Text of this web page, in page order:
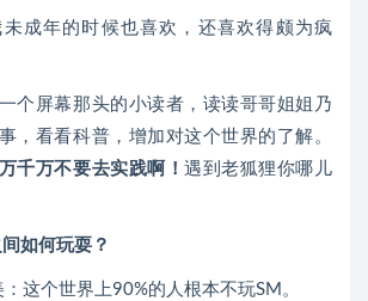
成年的时候也喜欢，还喜欢得颇为疯
个屏幕那头的小读者，读读哥哥姐姐乃
，看看科普，增加对这个世界的了解。
千万不要去实践啊！遇到老狐狸你哪儿
如何玩耍？
这个世界上90%的人根本不玩SM。